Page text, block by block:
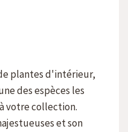
plantes d'intérieur,
des espèces les
votre collection.
et son